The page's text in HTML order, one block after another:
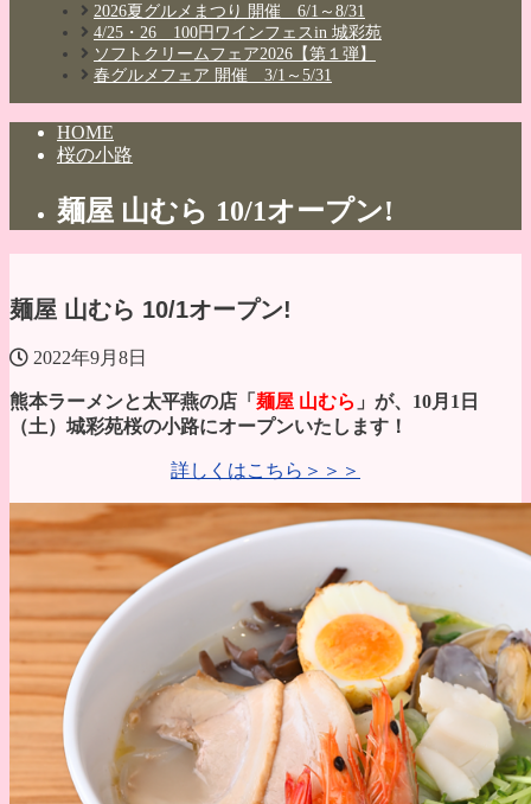
2026夏グルメまつり 開催 6/1～8/31
4/25・26 100円ワインフェスin 城彩苑
ソフトクリームフェア2026【第１弾】
春グルメフェア 開催 3/1～5/31
HOME
桜の小路
麺屋 山むら 10/1オープン!
麺屋 山むら 10/1オープン!
2022年9月8日
熊本ラーメンと太平燕の店「 麺屋 山むら 」が、10月1日
（土）城彩苑桜の小路にオープンいたします！
詳しくはこちら＞＞＞